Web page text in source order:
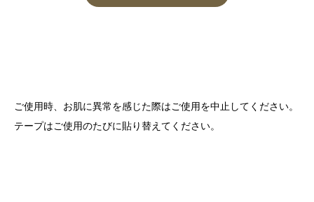
ご使用時、お肌に異常を感じた際はご使用を中止してください。
テープはご使用のたびに貼り替えてください。